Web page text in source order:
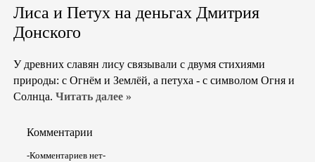
Лиса и Петух на деньгах Дмитрия
Донского
У древних славян лису связывали с двумя стихиями
природы: с Огнём и Землёй, а петуха - с символом Огня и
Солнца. Читать далее »
Комментарии
-Комментариев нет-